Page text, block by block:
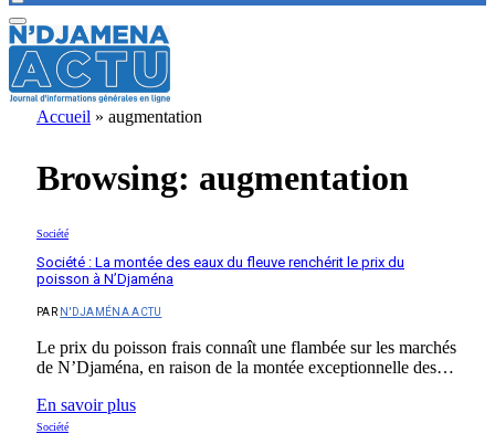
Accueil » augmentation
Browsing: augmentation
Société
Société : La montée des eaux du fleuve renchérit le prix du
poisson à N’Djaména
PAR N'DJAMÉNA ACTU
Le prix du poisson frais connaît une flambée sur les marchés
de N’Djaména, en raison de la montée exceptionnelle des…
En savoir plus
Société